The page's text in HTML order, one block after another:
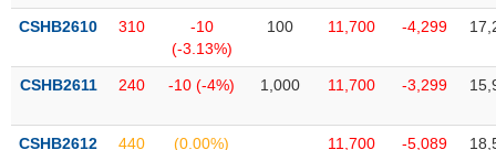
CSHB2610 310
-10
(-3.13%)
100 11,700 -4,299
CSHB2611 240 -10 (-4%) 1,000 11,700 -3,299
CSHB2612 440 (0.00%) 11,700 -5,089
phân
tích